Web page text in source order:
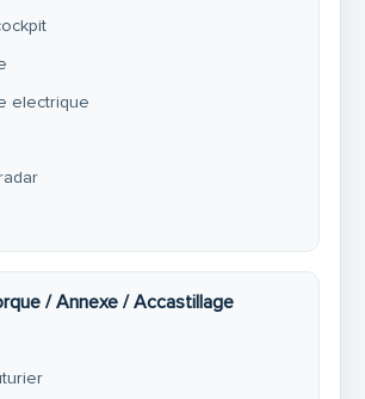
electrique
/ Annexe / Accastillage